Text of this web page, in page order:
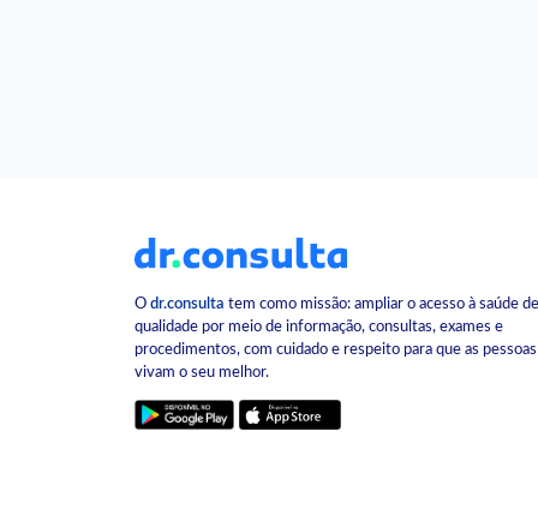
O dr.consulta tem como missão: ampliar o acesso à saúde de
qualidade por meio de informação, consultas, exames e
procedimentos, com cuidado e respeito para que as pessoas
vivam o seu melhor.